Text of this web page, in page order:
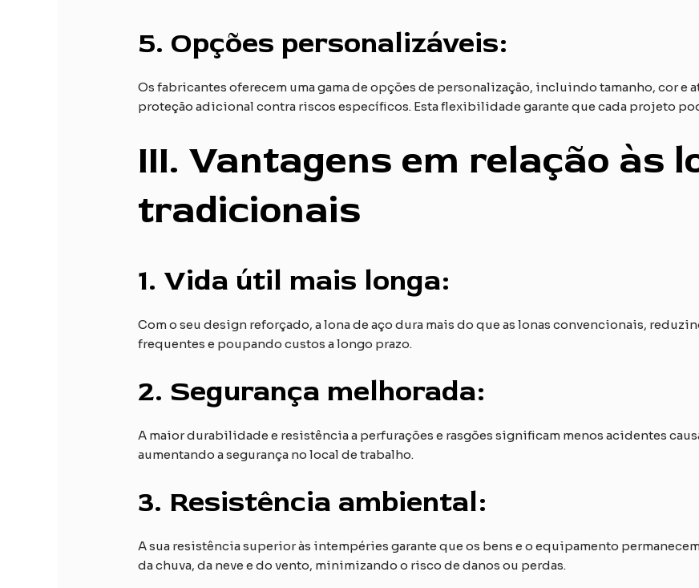
5. Opções personalizáveis:
Os fabricantes oferecem uma gama de opções de personalização, incluindo tamanho, cor e
proteção adicional contra riscos específicos. Esta flexibilidade garante que cada projeto
III. Vantagens em relação às
tradicionais
1.Vida útil mais longa:
Com o seu design reforçado, a lona de aço dura mais do que as lonas convencionais,
frequentes e poupando custos a longo prazo.
2. Segurança melhorada:
A maior durabilidade e resistência a perfurações e rasgões significam menos acidentes
aumentando a segurança no local de trabalho.
3. Resistência ambiental:
A sua resistência superior às intempéries garante que os bens e o equipamento
da chuva, da neve e do vento, minimizando o risco de danos ou perdas.